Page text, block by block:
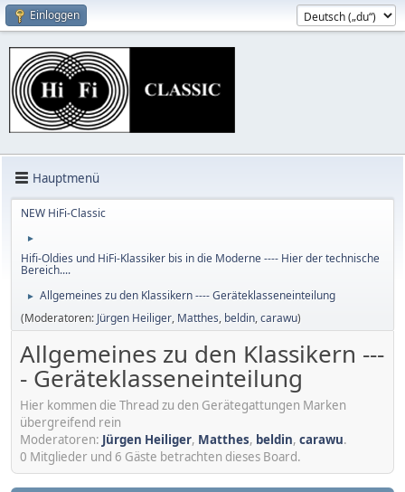
Einloggen
Hauptmenü
NEW HiFi-Classic
►
Hifi-Oldies und HiFi-Klassiker bis in die Moderne ---- Hier der technische
Bereich....
►
Allgemeines zu den Klassikern ---- Geräteklasseneinteilung
(Moderatoren: Jürgen Heiliger, Matthes, beldin,carawu)
Allgemeines zu den Klassikern ---
- Geräteklasseneinteilung
Hier kommen die Thread zu den Gerätegattungen Marken
übergreifend rein
Moderatoren: Jürgen Heiliger, Matthes, beldin, carawu.
0 Mitglieder und 6 Gäste betrachten dieses Board.